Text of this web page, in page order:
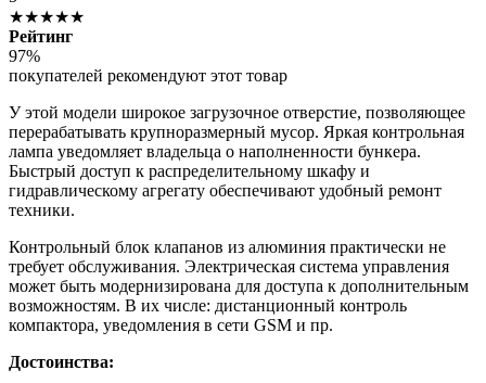
★★★★★
Рейтинг
97%
покупателей рекомендуют этот товар
У этой модели широкое загрузочное отверстие, позволяющее
перерабатывать крупноразмерный мусор. Яркая контрольная
лампа уведомляет владельца о наполненности бункера.
Быстрый доступ к распределительному шкафу и
гидравлическому агрегату обеспечивают удобный ремонт
техники.
Контрольный блок клапанов из алюминия практически не
требует обслуживания. Электрическая система управления
может быть модернизирована для доступа к дополнительным
возможностям. В их числе: дистанционный контроль
компактора, уведомления в сети GSM и пр.
Достоинства: